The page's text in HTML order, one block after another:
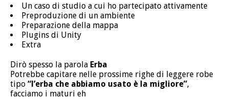
Un caso di studio a cui ho partecipato attivamente
Preproduzione di un ambiente
Preparazione della mappa
Plugins di Unity
Extra
Dirò spesso la parola Erba
Potrebbe capitare nelle prossime righe di leggere robe
tipo “l’erba che abbiamo usato è la migliore”,
facciamo i maturi eh